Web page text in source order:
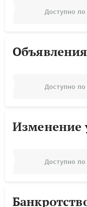
Доступно по
Доступно по
Изменение
Доступно по